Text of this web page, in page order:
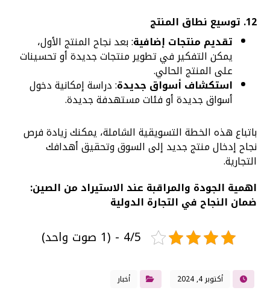
12. توسيع نطاق المنتج
تقديم منتجات إضافية: بعد نجاح المنتج الأول،
يمكن التفكير في تطوير منتجات جديدة أو تحسينات
على المنتج الحالي.
استكشاف أسواق جديدة: دراسة إمكانية دخول
أسواق جديدة أو فئات مستهدفة جديدة.
باتباع هذه الخطة التسويقية الشاملة، يمكنك زيادة فرص
نجاح إدخال منتج جديد إلى السوق وتحقيق أهدافك
التجارية.
اهمية الجودة والمراقبة عند الاستيراد من الصين:
ضمان النجاح في التجارة الدولية
4/5 - (1 صوت واحد)
أكتوبر 4, 2024 أخبار